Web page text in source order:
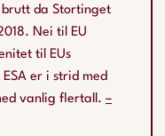
brutt da Stortinget
Nei til EU
til EUs
er i strid med
vanlig flertall. –